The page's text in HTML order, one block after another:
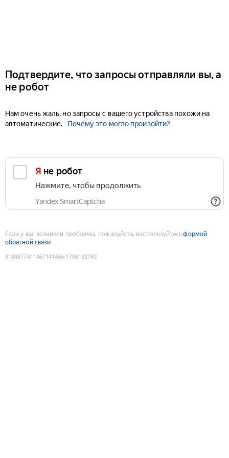
Подтвердите, что запросы отправляли вы, а
не робот
Нам очень жаль, но запросы с вашего устройства похожи на
автоматические.
Почему это могло произойти?
Я не робот
Нажмите, чтобы продолжить
Yandex SmartCaptcha
Если у вас возникли проблемы, пожалуйста, воспользуйтесьформой
обратной связи
9184877411467141466:1786132780